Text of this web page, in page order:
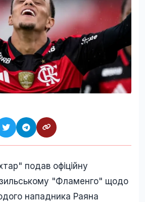
подав офіційну
"Фламенго" щодо
нападника Раяна